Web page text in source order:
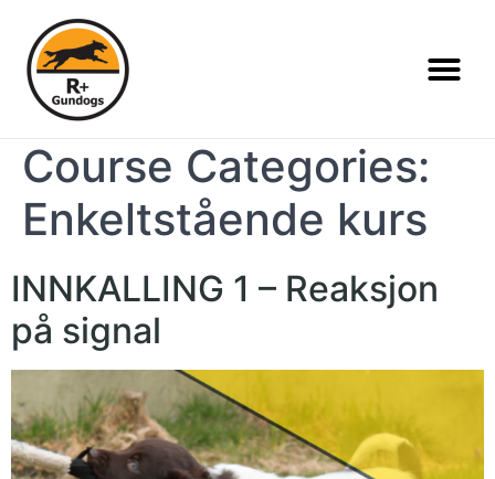
Course Categories:
Enkeltstående kurs
INNKALLING 1 – Reaksjon
på signal